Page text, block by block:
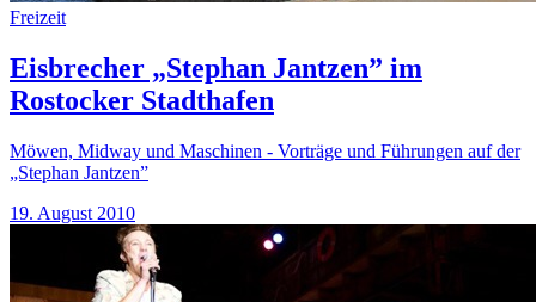
Freizeit
Eisbrecher „Stephan Jantzen” im
Rostocker Stadthafen
Möwen, Midway und Maschinen - Vorträge und Führungen auf der
„Stephan Jantzen”
19. August 2010